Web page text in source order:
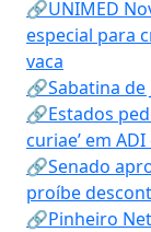
🔗UNIMED
especial para
vaca
🔗Sabatina de
🔗Estados
curiae’ em
🔗Senado
proíbe
🔗Pinheiro